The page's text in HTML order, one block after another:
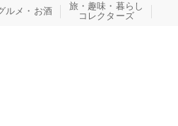
ルメ・お酒
旅・趣味・暮らし
コレクターズ